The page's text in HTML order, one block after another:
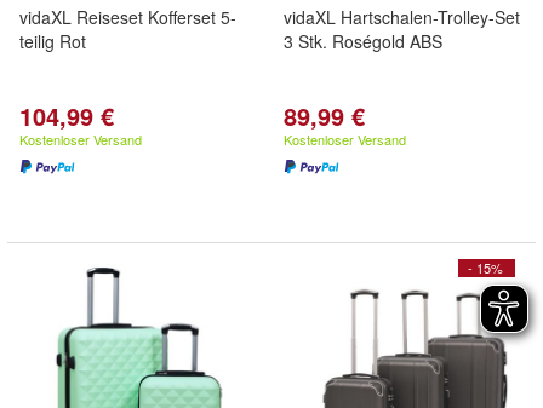
vidaXL Reiseset Kofferset 5-
teilig Rot
104,99 €
Kostenloser Versand
vidaXL Hartschalen-Trolley-Set
3 Stk. Roségold ABS
89,99 €
Kostenloser Versand
- 15%